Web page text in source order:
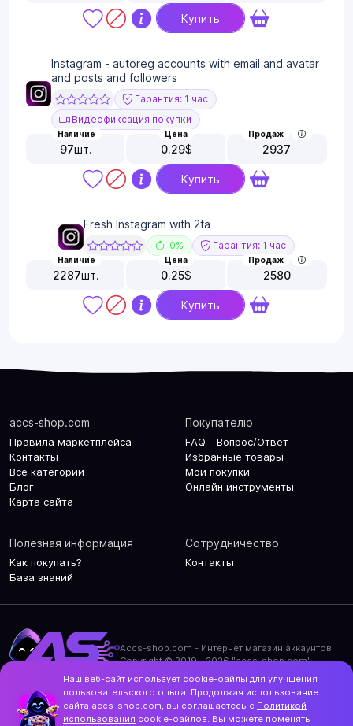
Купить
Instagram - autoreg accounts with email and avatar
and posts and followers
Гарантия: 1 час
Видеофиксация покупки
Наличие
97шт.
Цена
0.29$
Продаж
2937
Купить
Fresh Instagram with 2fa
0% Гарантия: 1 час
Наличие
2287шт.
Цена
0.25$
Продаж
2580
Купить
accs-shop.com
Правила маркетплейса
Контакты
Все категории
Блог
Карта сайта
Покупателю
FAQ - Вопрос/Ответ
Избранные товары
Мои покупки
Онлайн инструменты
Полезная информация
Как покупать?
База знаний
Сотрудничество
Контакты
Accs-shop.com - Интернет магазин аккаунтов
Copyright © 2019 - 2026 "accs-shop.com"
Политика использования cookie-файлов
Контакты и актуальный адрес сайта
Structo
Наш веб-сайт использует cookie-файлы для улучшения
пользовательского опыта. Продолжая использование
сайта accs-shop.com, вы соглашаетесь с Политикой
использования cookie-файлов. Вы можете поменять